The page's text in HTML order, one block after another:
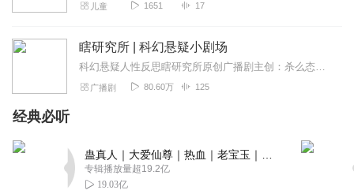
儿童 1651 17
瞎研究所 | 科幻悬疑小剧场
科幻悬疑人性反思瞎研究所原创广播剧主创：杀么态出品团队：瞎研究所协作团队：声声传媒
广播剧 80.60万 125
经典必听
专辑播放量超19.2亿
19.03亿